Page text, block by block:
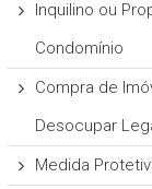
Inquilino ou
Condomínio
Compra de
Desocupar
Medida